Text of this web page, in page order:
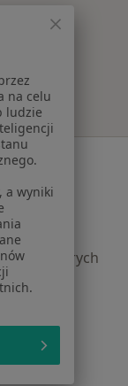
leczone
których
na celu
ludzie
a wyniki